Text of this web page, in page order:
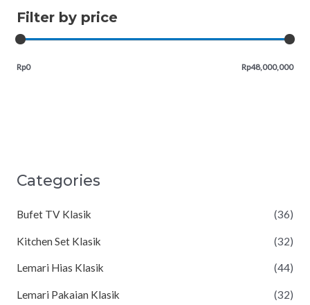
Filter by price
Rp0 Rp48,000,000
Categories
Bufet TV Klasik (36)
Kitchen Set Klasik (32)
Lemari Hias Klasik (44)
Lemari Pakaian Klasik (32)